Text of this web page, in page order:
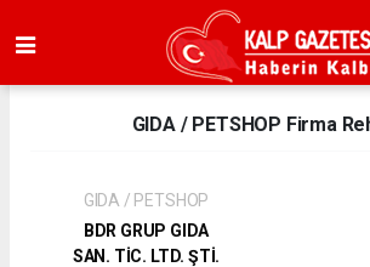
GIDA / PETSHOP Firma
GIDA / PETSHOP
BDR GRUP GIDA
SAN. TİC. LTD. ŞTİ.